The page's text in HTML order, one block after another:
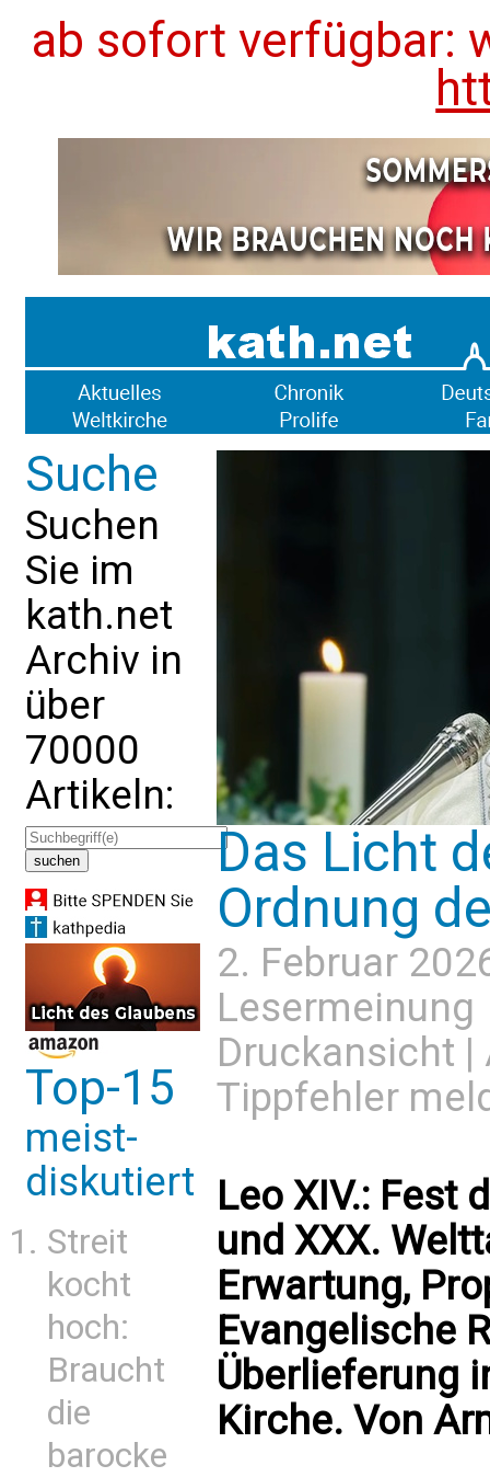
ab sofort verfügbar:
Suche
Suchen
Sie im
kath.net
Archiv in
über
70000
Artikeln:
Top-15
meist-
diskutiert
Streit
kocht
hoch:
Braucht
die
barocke
Das Licht
Ordnung
2. Februar
Lesermeinung
Druckansicht |
Tippfehler
Leo XIV.: Fest
und XXX.
Erwartung,
Evangelische
Überlieferung
Kirche. Von